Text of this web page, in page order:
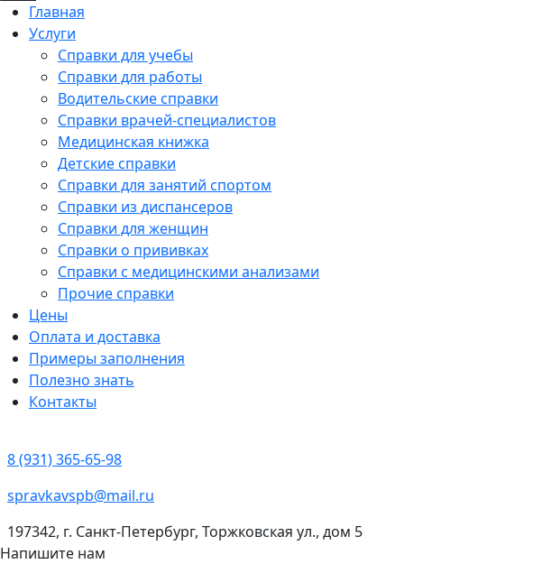
Главная
Услуги
Справки для учебы
Справки для работы
Водительские справки
Справки врачей-специалистов
Медицинская книжка
Детские справки
Справки для занятий спортом
Справки из диспансеров
Справки для женщин
Справки о прививках
Справки с медицинскими анализами
Прочие справки
Цены
Оплата и доставка
Примеры заполнения
Полезно знать
Контакты
8 (931) 365-65-98
spravkavspb@mail.ru
197342, г. Санкт-Петербург, Торжковская ул., дом 5
Напишите нам